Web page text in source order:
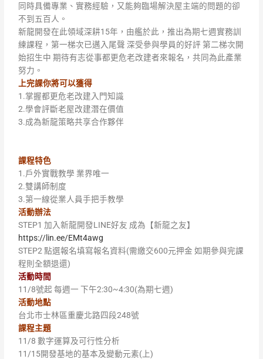
同時具備專業、實務經驗，又能夠臨場解決屋主端的問題的卻
不到五百人。
新龍開發在此領域深耕15年，由艦於此，推出為期七週實務訓
練課程，第一梯次已邁入尾聲 深受參與學員的好評 第二梯次開
始招生中 期待有志從事都更危老改建者來報名，共同為此產業
努力。
上完課你將可以獲得
1.掌握都更危老改建入門知識
2.學會評斷老屋改建潛在價值
3.成為新龍策略共享合作夥伴
課程特色
1.戶外實戰教學 業界唯一
2.雙講師制度
3.第一線從業人員手把手教學
活動辦法
STEP1 加入新龍開發LINE好友 成為【新龍之友】
https://lin.ee/EMt4awg
STEP2 點選報名填寫報名資料(需繳交600元押金 如期參與完課
程則全額退還)
活動時間
11/8號起 每週一 下午2:30~4:30(為期七週)
活動地點
台北市士林區重慶北路四段248號
課程主題
11/8 數字運算及可行性分析
11/15開發基地的基本及變動元素(上)